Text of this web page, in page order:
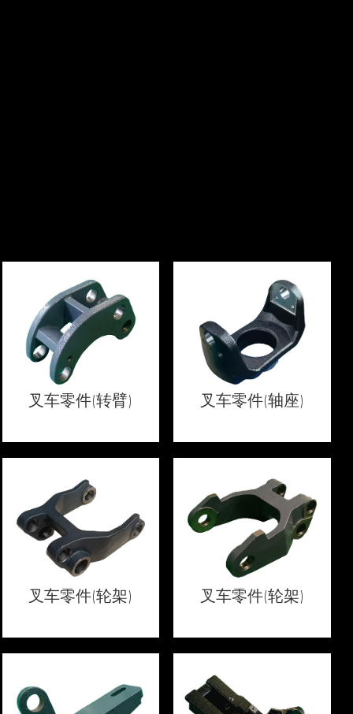
叉车零件(转臂) 叉车零件(轴座)
叉车零件(轮架) 叉车零件(轮架)